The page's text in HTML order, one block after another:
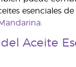
esenciales
Mandarina.
Aceite